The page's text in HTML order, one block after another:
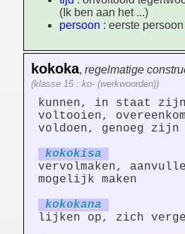
(Ik ben aan het ...)
persoon : eerste
kokoka, regelmatige
(klasse 15 : ko- (werkwoorden))
kunnen, in staat zijn
voltooien,
voldoen, genoeg zijn
kokokisa
vervolmaken,
mogelijk maken
kokokana
lijken op, zich